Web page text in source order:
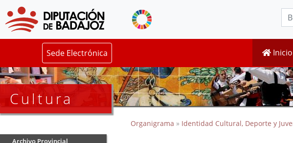
Sede Electrónica Inicio
Cultura
Organigrama » Identidad Cultural, Deporte y